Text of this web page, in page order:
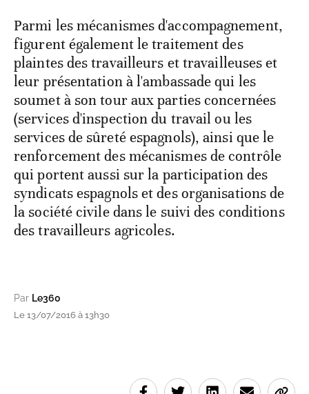
Parmi les mécanismes d'accompagnement,
figurent également le traitement des
plaintes des travailleurs et travailleuses et
leur présentation à l'ambassade qui les
soumet à son tour aux parties concernées
(services d'inspection du travail ou les
services de sûreté espagnols), ainsi que le
renforcement des mécanismes de contrôle
qui portent aussi sur la participation des
syndicats espagnols et des organisations de
la société civile dans le suivi des conditions
des travailleurs agricoles.
Par Le360
Le 13/07/2016 à 13h30